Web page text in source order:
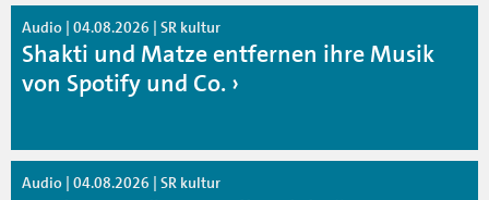
Audio | 04.08.2026 | SR kultur
Shakti und Matze entfernen ihre Musik
von Spotify und Co.
Audio | 04.08.2026 | SR kultur